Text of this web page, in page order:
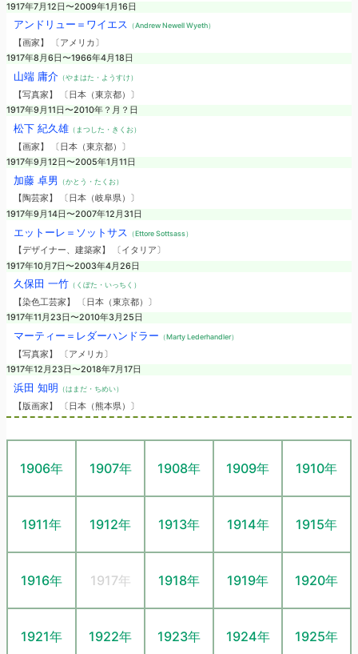
1917年7月12日〜2009年1月16日
アンドリュー＝ワイエス （Andrew Newell Wyeth）
【画家】 〔アメリカ〕
1917年8月6日〜1966年4月18日
山端 庸介（やまはた・ようすけ）
【写真家】 〔日本（東京都）〕
1917年9月11日〜2010年？月？日
松下 紀久雄（まつした・きくお）
【画家】 〔日本（東京都）〕
1917年9月12日〜2005年1月11日
加藤 卓男 （かとう・たくお）
【陶芸家】 〔日本（岐阜県）〕
1917年9月14日〜2007年12月31日
エットーレ＝ソットサス （Ettore Sottsass）
【デザイナー、建築家】 〔イタリア〕
1917年10月7日〜2003年4月26日
久保田 一竹（くぼた・いっちく）
【染色工芸家】 〔日本（東京都）〕
1917年11月23日〜2010年3月25日
マーティー＝レダーハンドラー （Marty Lederhandler）
【写真家】 〔アメリカ〕
1917年12月23日〜2018年7月17日
浜田 知明 （はまだ・ちめい）
【版画家】 〔日本（熊本県）〕
1906年 1907年 1908年 1909年 1910年
1911年 1912年 1913年 1914年 1915年
1916年 1917年 1918年 1919年 1920年
1921年 1922年 1923年 1924年 1925年